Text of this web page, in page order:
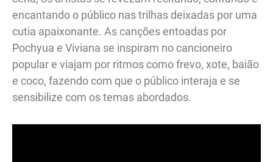
encantando o público nas trilhas deixadas por uma
cutia apaixonante. As canções entoadas por
Pochyua e Viviana se inspiram no cancioneiro
popular e viajam por ritmos como frevo, xote, baião
e coco, fazendo com que o público interaja e se
sensibilize com os temas abordados.